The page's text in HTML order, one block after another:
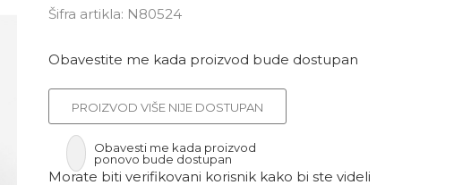
Šifra artikla: N80524
Obavestite me kada proizvod bude dostupan
PROIZVOD VIŠE NIJE DOSTUPAN
Obavesti me kada proizvod
ponovo bude dostupan
Morate biti verifikovani korisnik kako bi ste videli